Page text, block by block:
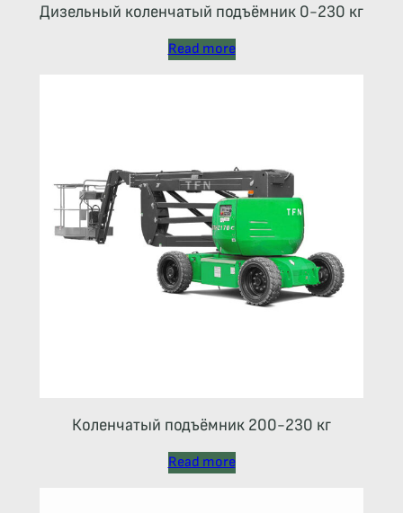
Дизельный коленчатый подъёмник 0-230 кг
Read more
Коленчатый подъёмник 200-230 кг
Read more